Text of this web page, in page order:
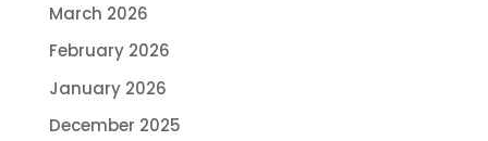
March 2026
February 2026
January 2026
December 2025